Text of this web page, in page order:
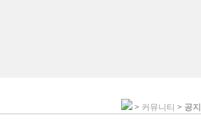
> 커뮤니티 > 공